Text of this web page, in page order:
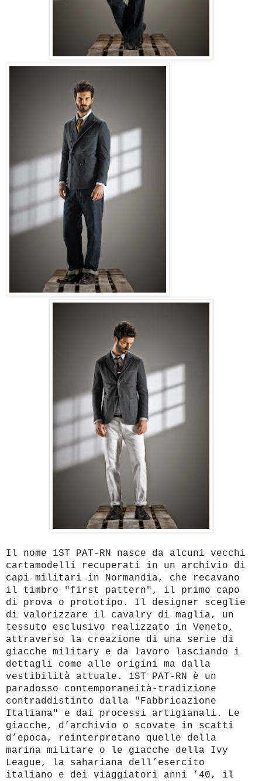
Il nome 1ST PAT-RN nasce da alcuni vecchi
cartamodelli recuperati in un archivio di
capi militari in Normandia, che recavano
il timbro "first pattern", il primo capo
di prova o prototipo. Il designer sceglie
di valorizzare il cavalry di maglia, un
tessuto esclusivo realizzato in Veneto,
attraverso la creazione di una serie di
giacche military e da lavoro lasciando i
dettagli come alle origini ma dalla
vestibilità attuale. 1ST PAT-RN è un
paradosso contemporaneità-tradizione
contraddistinto dalla "Fabbricazione
Italiana" e dai processi artigianali. Le
giacche, d’archivio o scovate in scatti
d’epoca, reinterpretano quelle della
marina militare o le giacche della Ivy
League, la sahariana dell’esercito
italiano e dei viaggiatori anni ’40, il